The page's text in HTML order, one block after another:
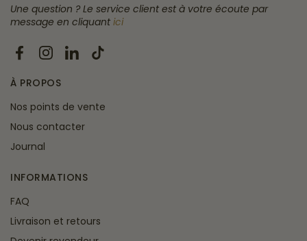
Une question ? Le service client est à votre écoute par
message en cliquant ici
FacebookInstagram
LinkedInTikTok
À PROPOS
Nos points de vente
Nous contacter
Journal
INFORMATIONS
FAQ
Livraison et retours